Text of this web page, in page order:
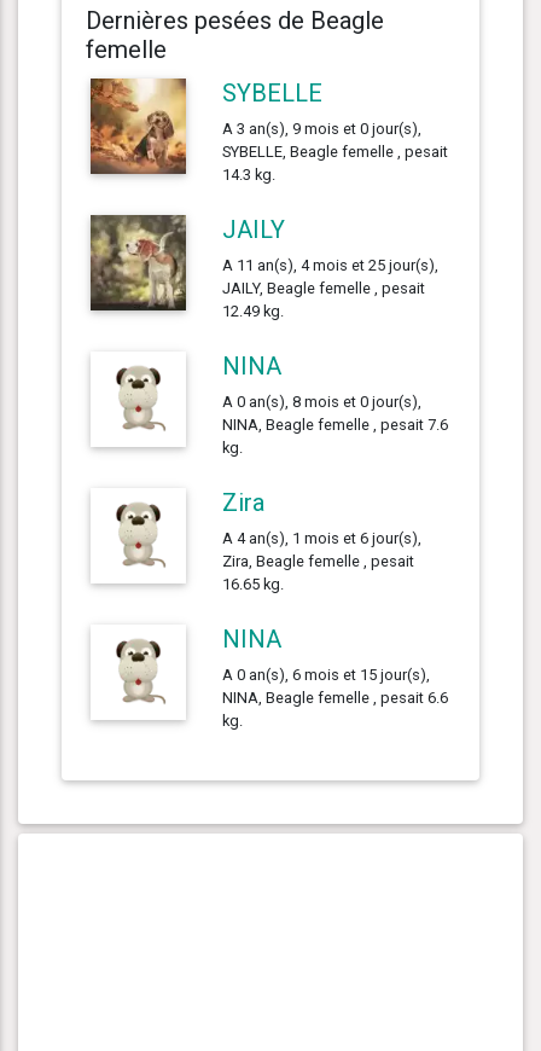
Dernières pesées de Beagle
femelle
SYBELLE
A 3 an(s), 9 mois et 0 jour(s),
SYBELLE, Beagle femelle , pesait
14.3 kg.
JAILY
A 11 an(s), 4 mois et 25 jour(s),
JAILY, Beagle femelle , pesait
12.49 kg.
NINA
A 0 an(s), 8 mois et 0 jour(s),
NINA, Beagle femelle , pesait 7.6
kg.
Zira
A 4 an(s), 1 mois et 6 jour(s),
Zira, Beagle femelle , pesait
16.65 kg.
NINA
A 0 an(s), 6 mois et 15 jour(s),
NINA, Beagle femelle , pesait 6.6
kg.